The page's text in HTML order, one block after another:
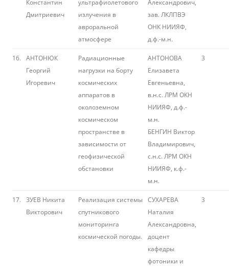
Константин
Дмитриевич
ультрафиолетового
излучения в
авроральной
атмосфере
Александрович,
зав. ЛКЛПВЭ
ОНК НИИЯФ,
д.ф.-м.н.
16.
АНТОНЮК
Георгий
Игоревич
Радиационные
нагрузки на борту
космических
аппаратов в
околоземном
космическом
пространстве в
зависимости от
геофизической
обстановки
АНТОНОВА
Елизавета
Евгеньевна,
в.н.с. ЛРМ ОКН
НИИЯФ, д.ф.-
м.н.
БЕНГИН Виктор
Владимирович,
с.н.с. ЛРМ ОКН
НИИЯФ, к.ф.-
м.н.
3
17.
ЗУЕВ Никита
Викторович
Реализация системы
спутникового
мониторинга
космической погоды.
СУХАРЕВА
Наталия
Александровна,
доцент
кафедры
фотоники и
3